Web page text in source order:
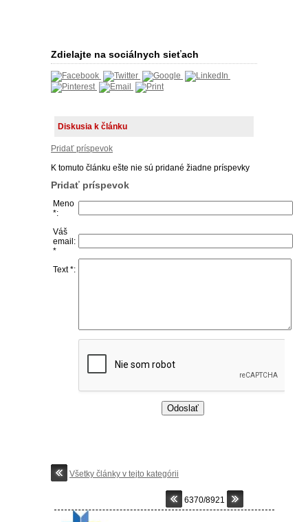
Zdielajte na sociálnych sieťach
Diskusia k článku
Pridať príspevok
K tomuto článku ešte nie sú pridané žiadne príspevky
Pridať príspevok
Meno
*:
Váš
email:
*
Text *:
Všetky články v tejto kategórii
6370/8921